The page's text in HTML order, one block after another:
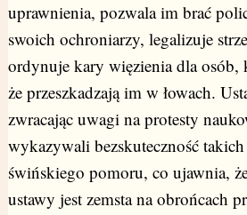
uprawnienia, pozwala im brać
swoich ochroniarzy, legalizuje
ordynuje kary więzienia dla osób,
że przeszkadzają im w łowach.
zwracając uwagi na protesty
wykazywali bezskuteczność
świńskiego pomoru, co ujawnia,
ustawy jest zemsta na obrońcach